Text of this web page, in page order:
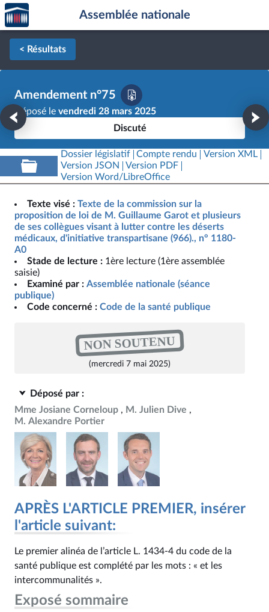
Aller au contenu
Aller en bas de la page
Accèder
à la
page
d'accueil
Assemblée nationale
< Résultats
Amendement n°75
Déposé le vendredi 28 mars 2025
Discuté
Dossier législatif Compte rendu
Version XML
Version JSON
Version PDF
Version Word/LibreOffice
Texte visé : Texte de la commission sur la
proposition de loi de M. Guillaume Garot et plusieurs
de ses collègues visant à lutter contre les déserts
médicaux, d'initiative transpartisane (966)., n° 1180-
A0
Stade de lecture : 1ère lecture (1ère assemblée
saisie)
Examiné par : Assemblée nationale (séance
publique)
Code concerné : Code de la santé publique
NON SOUTENU
(mercredi 7 mai 2025)
Déposé par :
Mme Josiane Corneloup
M. Julien Dive
M. Alexandre Portier
APRÈS L'ARTICLE PREMIER, insérer
l'article suivant:
Le premier alinéa de l’article L. 1434‑4 du code de la
santé publique est complété par les mots : « et les
intercommunalités ».
Exposé sommaire